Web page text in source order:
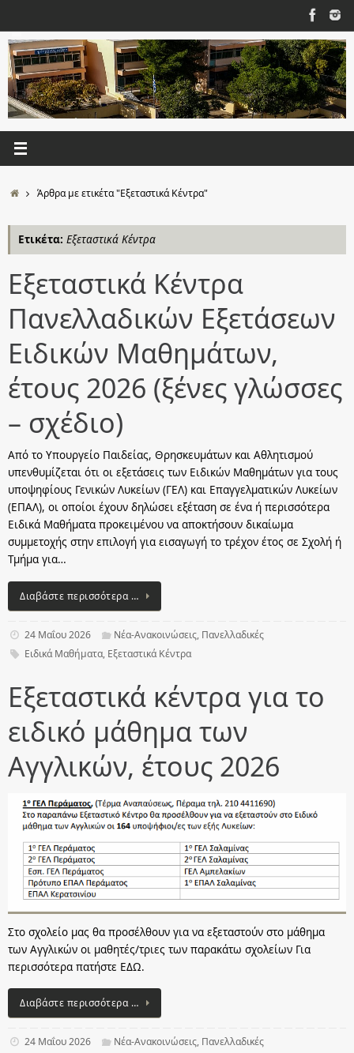
περιεχόμενο
Αρχική
Άρθρα με ετικέτα "Εξεταστικά Κέντρα"
Ετικέτα: Εξεταστικά Κέντρα
Εξεταστικά Κέντρα
Πανελλαδικών Εξετάσεων
Ειδικών Μαθημάτων,
έτους 2026 (ξένες γλώσσες
– σχέδιο)
Από το Υπουργείο Παιδείας, Θρησκευμάτων και Αθλητισμού
υπενθυμίζεται ότι οι εξετάσεις των Eιδικών Μαθημάτων για τους
υποψηφίους Γενικών Λυκείων (ΓΕΛ) και Επαγγελματικών Λυκείων
(ΕΠΑΛ), οι οποίοι έχουν δηλώσει εξέταση σε ένα ή περισσότερα
Ειδικά Μαθήματα προκειμένου να αποκτήσουν δικαίωμα
συμμετοχής στην επιλογή για εισαγωγή το τρέχον έτος σε Σχολή ή
Τμήμα για…
Διαβάστε περισσότερα …
24 Μαΐου 2026 Νέα-Ανακοινώσεις, Πανελλαδικές
Ειδικά Μαθήματα, Εξεταστικά Κέντρα
Εξεταστικά κέντρα για το
ειδικό μάθημα των
Αγγλικών, έτους 2026
Στο σχολείο μας θα προσέλθουν για να εξεταστούν στο μάθημα
των Αγγλικών οι μαθητές/τριες των παρακάτω σχολείων Για
περισσότερα πατήστε ΕΔΩ.
Διαβάστε περισσότερα …
24 Μαΐου 2026 Νέα-Ανακοινώσεις, Πανελλαδικές